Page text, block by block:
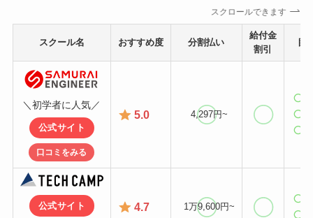
スクロールできます
スクール名 おすすめ度 分割払い
給付金
割引
目
＼初学者に人気／
公式サイト
口コミをみる
5.0 4,297円~
公式サイト 4.7 1万9,600円~